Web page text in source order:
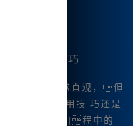
台的使用技巧
操作界面非常直观，但
掌握一些使用技 巧还是
个人在使用过|程中的